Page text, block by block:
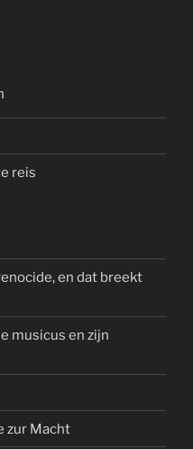
reis
en dat breekt
musicus en zijn
zur Macht